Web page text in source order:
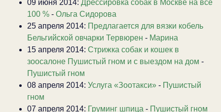
09 июня 2014: Дрессировка собак в Москве на все
100 % - Ольга Сидорова
25 апреля 2014: Предлагается для вязки кобель
Бельгийской овчарки Тервюрен - Марина
15 апреля 2014: Стрижка собак и кошек в
зоосалоне Пушистый гном и с выездом на дом -
Пушистый гном
08 апреля 2014: Услуга «Зоотакси» - Пушистый
гном
07 апреля 2014: Груминг шпица - Пушистый гном